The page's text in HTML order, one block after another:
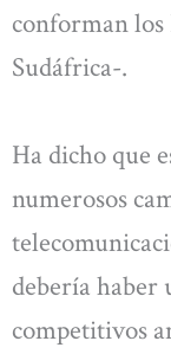
conforman
Sudáfrica-.
Ha dicho que
numerosos
debería haber
competitivos